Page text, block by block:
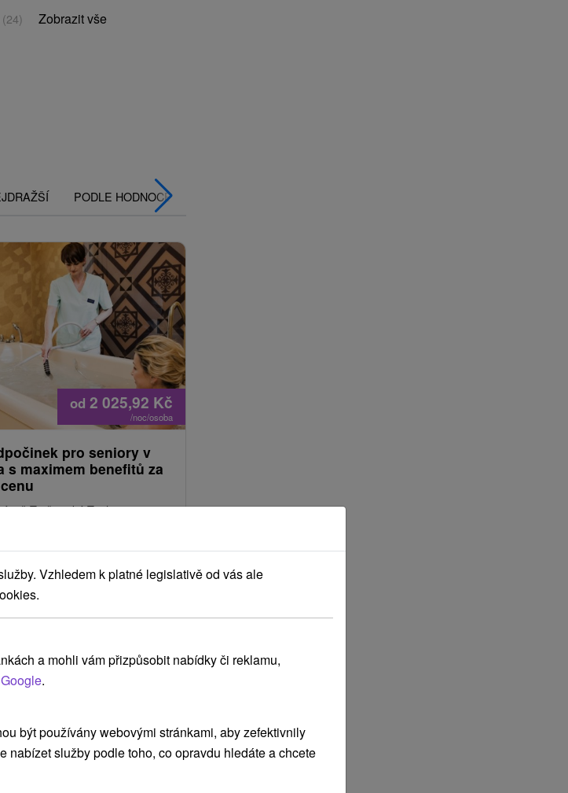
(24) Zobrazit vše
PODLE HODNOCENÍ
od 2 025,92 Kč
/noc/osoba
pro seniory v
s maximem benefitů za
Turčianské Teplice
Od 5 NocíPolopenze
lékařskou prohlídku, 8
oxygenoterapie a volný vstup
fitness či SPA &
Vzhledem k platné legislativě od vás ale
a mohli vám přizpůsobit nabídky či reklamu,
.
být používány webovými stránkami, aby zefektivnily
nabízet služby podle toho, co opravdu hledáte a chcete